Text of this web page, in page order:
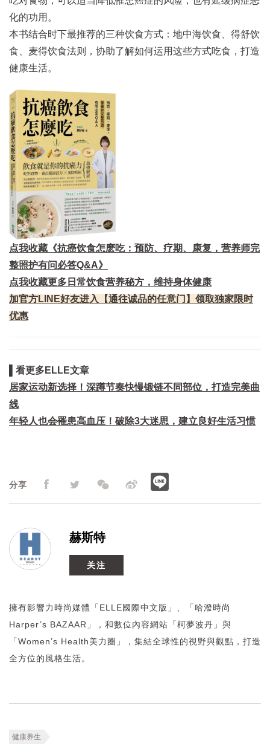
化的功用。
本书结合时下最推荐的三种饮食方式：地中海饮食、得舒饮
食、麦得饮食法则，协助了解如何运用这些方式吃食，打造
健康生活。
点我收藏《抗癌饮食怎麽吃：预防、疗期、康复，营养师完
整照护有问必答Q&A》
点我收藏更多日常饮食营养秘方，维持身体健康
加官方LINE好友进入【通往诚品的任意门】领取独家限时
优惠
▌看更多ELLE文章
居家运动新选择！深蹲节奏快慢锻链不同部位，打造完美曲
线
年轻人也会罹患高血压！破除3大迷思，建立良好生活习惯
分享
赫斯特
关注
擁有影響力時尚媒體「ELLE國際中文版」、「哈潑時尚
Harper’s BAZAAR」，和數位內容網站「柯夢波丹」與
「Women’s Health美力圈」，集結全球性的視野與觀點，打造
全方位的風格生活。
健康养生